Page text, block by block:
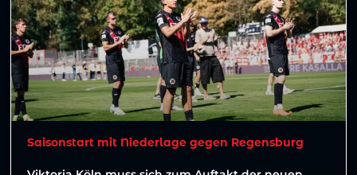
Saisonstart mit Niederlage gegen Regensburg